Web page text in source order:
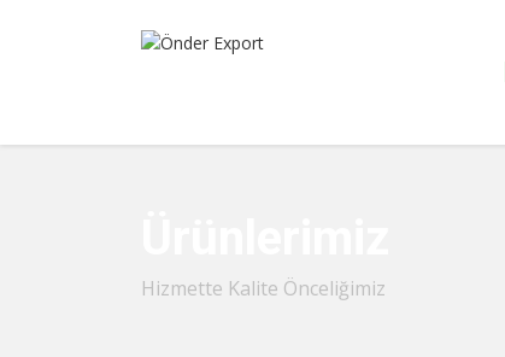
Hizmette Kalite Önceliğimiz